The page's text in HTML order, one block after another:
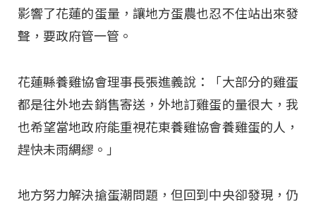
影響了花蓮的蛋量，讓地方蛋農也忍不住站出來發
聲，要政府管一管。
花蓮縣養雞協會理事長張進義說：「大部分的雞蛋
都是往外地去銷售寄送，外地訂雞蛋的量很大，我
也希望當地政府能重視花東養雞協會養雞蛋的人，
趕快未雨綢繆。」
地方努力解決搶蛋潮問題，但回到中央卻發現，仍